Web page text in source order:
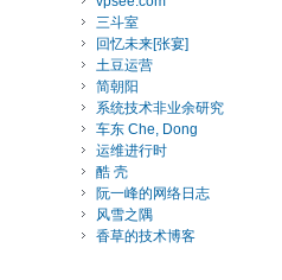
三斗室
回忆未来[张宴]
土豆运营
简朝阳
系统技术非业余研究
车东 Che, Dong
运维进行时
酷 壳
阮一峰的网络日志
风雪之隅
香草的技术博客